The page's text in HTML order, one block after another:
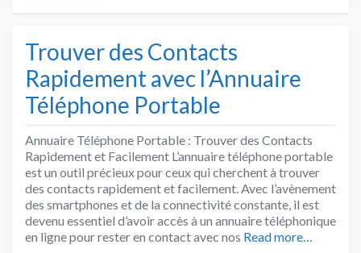
Trouver des Contacts
Rapidement avec l’Annuaire
Téléphone Portable
Annuaire Téléphone Portable : Trouver des Contacts
Rapidement et Facilement L’annuaire téléphone portable
est un outil précieux pour ceux qui cherchent à trouver
des contacts rapidement et facilement. Avec l’avènement
des smartphones et de la connectivité constante, il est
devenu essentiel d’avoir accès à un annuaire téléphonique
en ligne pour rester en contact avec nos Read more…